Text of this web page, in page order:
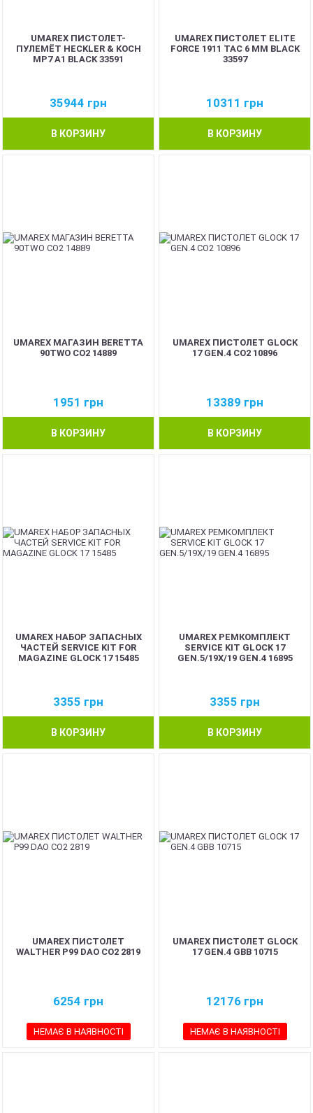
UMAREX ПИСТОЛЕТ-
ПУЛЕМЁТ HECKLER & KOCH
MP7 A1 BLACK 33591
35944 грн
В КОРЗИНУ
UMAREX ПИСТОЛЕТ ELITE
FORCE 1911 TAC 6 MM BLACK
33597
10311 грн
В КОРЗИНУ
UMAREX МАГАЗИН BERETTA
90TWO CO2 14889
1951 грн
В КОРЗИНУ
UMAREX ПИСТОЛЕТ GLOCK
17 GEN.4 CO2 10896
13389 грн
В КОРЗИНУ
UMAREX НАБОР ЗАПАСНЫХ
ЧАСТЕЙ SERVICE KIT FOR
MAGAZINE GLOCK 17 15485
3355 грн
В КОРЗИНУ
UMAREX РЕМКОМПЛЕКТ
SERVIСE KIT GLOCK 17
GEN.5/19X/19 GEN.4 16895
3355 грн
В КОРЗИНУ
UMAREX ПИСТОЛЕТ
WALTHER P99 DAO CO2 2819
6254 грн
НЕМАЄ В НАЯВНОСТІ
UMAREX ПИСТОЛЕТ GLOCK
17 GEN.4 GBB 10715
12176 грн
НЕМАЄ В НАЯВНОСТІ